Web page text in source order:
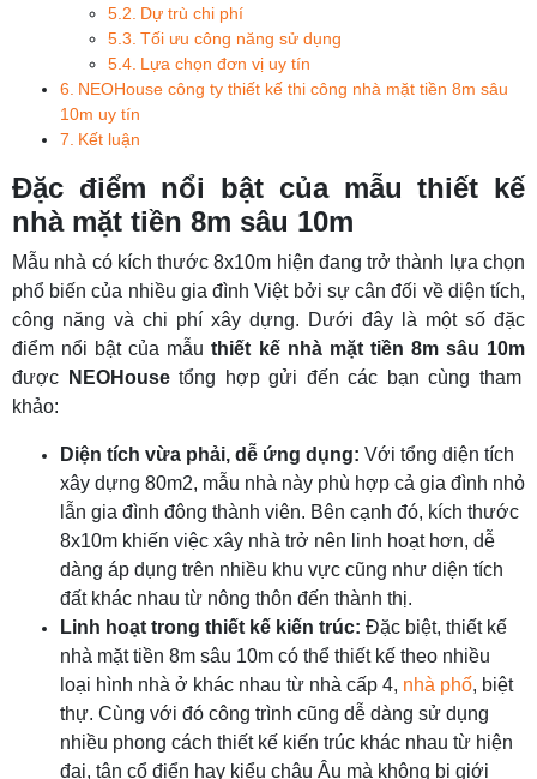
Dự trù chi phí
Tối ưu công năng sử dụng
Lựa chọn đơn vị uy tín
NEOHouse công ty thiết kế thi công nhà mặt tiền 8m sâu
10m uy tín
Kết luận
Đặc điểm nổi bật của mẫu thiết kế
nhà mặt tiền 8m sâu 10m
Mẫu nhà có kích thước 8x10m hiện đang trở thành lựa chọn
phổ biến của nhiều gia đình Việt bởi sự cân đối về diện tích,
công năng và chi phí xây dựng. Dưới đây là một số đặc
điểm nổi bật của mẫuthiết kế nhà mặt tiền 8m sâu 10m
được
NEOHouse tổng hợp gửi đến các bạn cùng tham
khảo:
Diện tích vừa phải, dễ ứng dụng: Với tổng diện tích
xây dựng 80m2, mẫu nhà này phù hợp cả gia đình nhỏ
lẫn gia đình đông thành viên. Bên cạnh đó, kích thước
8x10m khiến việc xây nhà trở nên linh hoạt hơn, dễ
dàng áp dụng trên nhiều khu vực cũng như diện tích
đất khác nhau từ nông thôn đến thành thị.
Linh hoạt trong thiết kế kiến trúc: Đặc biệt, thiết kế
nhà mặt tiền 8m sâu 10m có thể thiết kế theo nhiều
loại hình nhà ở khác nhau từ nhà cấp 4, nhà phố, biệt
thự. Cùng với đó công trình cũng dễ dàng sử dụng
nhiều phong cách thiết kế kiến trúc khác nhau từ hiện
đại, tân cổ điển hay kiểu châu Âu mà không bị giới